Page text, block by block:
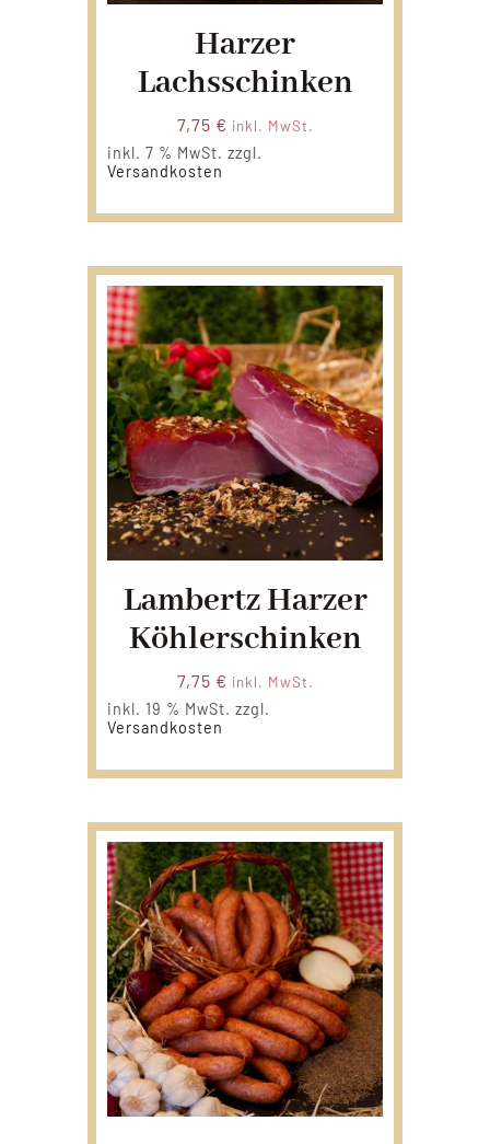
Harzer
Lachsschinken
7,75 € inkl. MwSt.
inkl. 7 % MwSt. zzgl.
Versandkosten
Lambertz Harzer
Köhlerschinken
7,75 € inkl. MwSt.
inkl. 19 % MwSt. zzgl.
Versandkosten